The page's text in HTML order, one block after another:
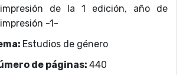
de la 1 edición, año de
-1-
Estudios de género
de páginas: 440